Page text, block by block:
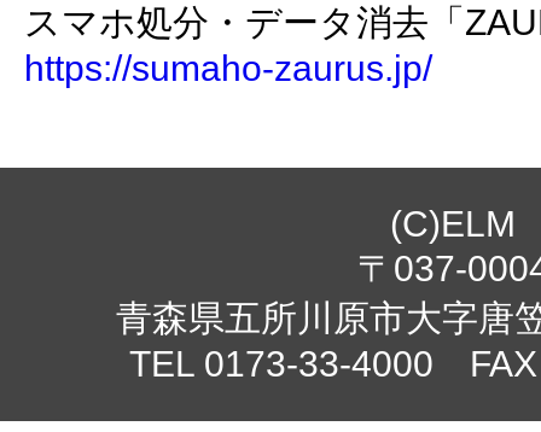
スマホ処分・データ消去「
https://sumaho-zaurus.jp/
(C)ELM
〒037-
青森県五所川原市大字唐
TEL 0173-33-4000